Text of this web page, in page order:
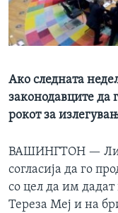
ИНТЕРВЈУА
Јазици
Ако следната
законодавците да
рокот за
ВАШИНГТОН —
согласија да го
со цел да им
Тереза Меј и на